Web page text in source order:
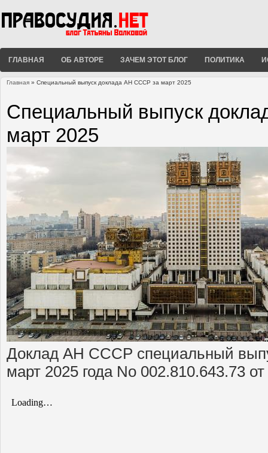
ГЛАВНАЯ ОБ АВТОРЕ ЗАЧЕМ ЭТОТ БЛОГ ПОЛИТИКА
Главная » Cпециальный выпуск доклада АН СССР за март 2025
Cпециальный выпуск
март 2025
Доклад АН СССР специальный
март 2025 года No 002.810.643.73